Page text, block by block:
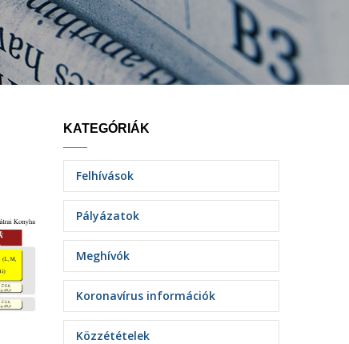
KATEGÓRIÁK
Felhívások
Pályázatok
Meghívók
Koronavírus információk
Közzétételek